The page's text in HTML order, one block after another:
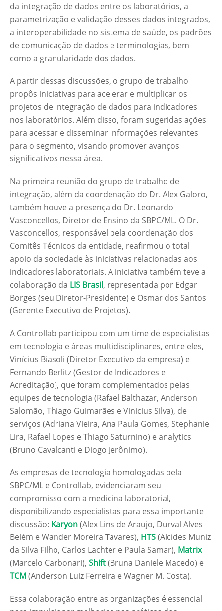
da integração de dados entre os laboratórios, a
parametrização e validação desses dados integrados,
a interoperabilidade no sistema de saúde, os padrões
de comunicação de dados e terminologias, bem
como a granularidade dos dados.
A partir dessas discussões, o grupo de trabalho
propôs iniciativas para acelerar e multiplicar os
projetos de integração de dados para indicadores
nos laboratórios. Além disso, foram sugeridas ações
para acessar e disseminar informações relevantes
para o segmento, visando promover avanços
significativos nessa área.
Na primeira reunião do grupo de trabalho de
integração, além da coordenação do Dr. Alex Galoro,
também houve a presença do Dr. Leonardo
Vasconcellos, Diretor de Ensino da SBPC/ML. O Dr.
Vasconcellos, responsável pela coordenação dos
Comitês Técnicos da entidade, reafirmou o total
apoio da sociedade às iniciativas relacionadas aos
indicadores laboratoriais. A iniciativa também teve a
colaboração da LIS Brasil, representada por Edgar
Borges (seu Diretor-Presidente) e Osmar dos Santos
(Gerente Executivo de Projetos).
A Controllab participou com um time de especialistas
em tecnologia e áreas multidisciplinares, entre eles,
Vinícius Biasoli (Diretor Executivo da empresa) e
Fernando Berlitz (Gestor de Indicadores e
Acreditação), que foram complementados pelas
equipes de tecnologia (Rafael Balthazar, Anderson
Salomão, Thiago Guimarães e Vinicius Silva), de
serviços (Adriana Vieira, Ana Paula Gomes, Stephanie
Lira, Rafael Lopes e Thiago Saturnino) e analytics
(Bruno Cavalcanti e Diogo Jerônimo).
As empresas de tecnologia homologadas pela
SBPC/ML e Controllab, evidenciaram seu
compromisso com a medicina laboratorial,
disponibilizando especialistas para essa importante
discussão: Karyon(Alex Lins de Araujo, Durval Alves
Belém e Wander Moreira Tavares), HTS(Alcides Muniz
da Silva Filho, Carlos Lachter e Paula Samar), Matrix
(Marcelo Carbonari), Shift(Bruna Daniele Macedo) e
TCM(Anderson Luiz Ferreira e Wagner M. Costa).
Essa colaboração entre as organizações é essencial